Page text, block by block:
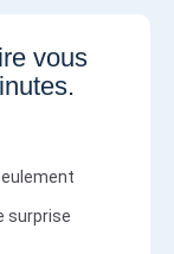
vous
surprise